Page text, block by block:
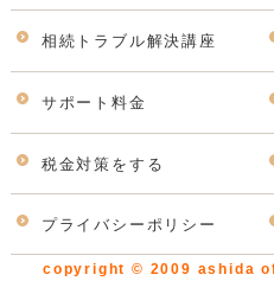
相続トラブル解決講座
サポート料金
税金対策をする
プライバシーポリシー
copyright © 2009 ashida